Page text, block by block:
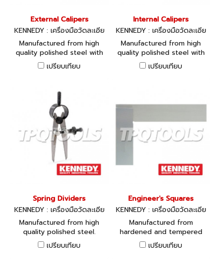
Inch - subdivided to 1/16”,
1/32” and 1/64”, figured
every inch.
External Calipers
KENNEDY : เครื่องมือวัดละเอีย
ด KEN-518-0430K, KEN-518-
0440K, KEN-518-0460K, KE
N-518-0480K, KEN-518-050
0K, KEN-518-0520K
Manufactured from high
quality polished steel with
ground finished points. A
circular spring bow joins the
screw is mounted across
the legs and is used for
setting the distance
between the two points.
เปรียบเทียบ
Internal Calipers
KENNEDY : เครื่องมือวัดละเอีย
ด KEN-518-0230K, KEN-518-
0240K, KEN-518-0260K, KE
N-518-0280K, KEN-518-030
0K, KEN-518-0320K
Manufactured from high
quality polished steel with
ground finished points. A
circular spring bow joins the
เปรียบเทียบ
Spring Dividers
KENNEDY : เครื่องมือวัดละเอีย
ด KEN-518-0030K, KEN-518-
0040K,KEN-518-0060K, KE
N-518-0080K, KEN-518-010
0K, KEN-518-0120K
Manufactured from high
quality polished steel.
Ground finished points, a
fine adjusting screw is
เปรียบเทียบ
Engineer's Squares
KENNEDY : เครื่องมือวัดละเอีย
ด KEN-518-4620K, KEN-518-
4640K, KEN-518-4660K, KE
N-518-4680K, KEN-518-470
0K
Manufactured from
hardened and tempered
stainless steel. The edges
are ground parallel to give
เปรียบเทียบ